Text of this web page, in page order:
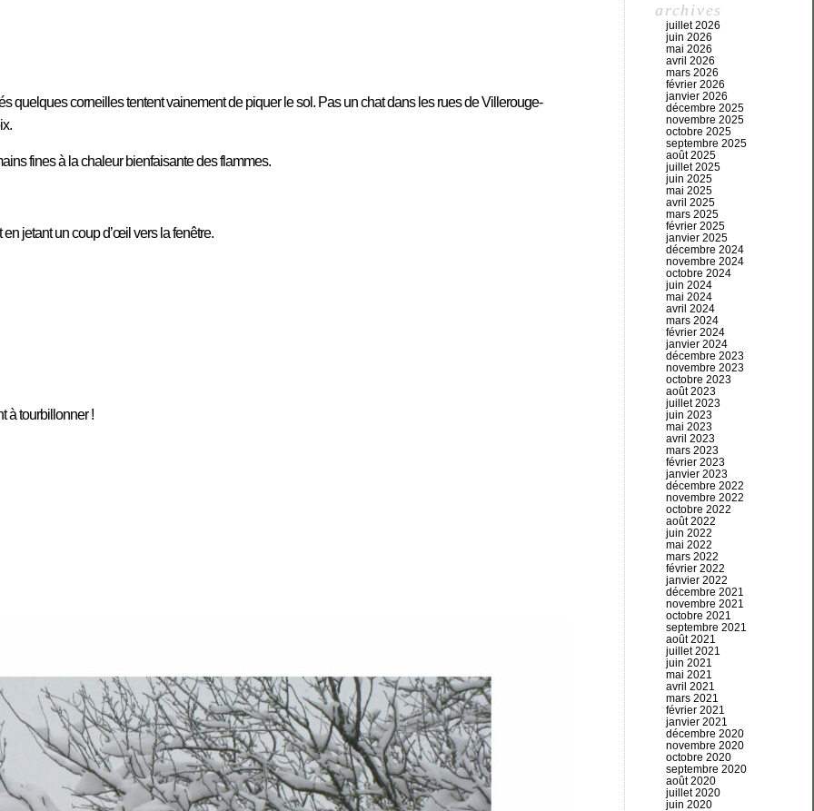
quelques corneilles tentent vainement de piquer le sol. Pas un chat dans les rues deVillerouge-
fines à la chaleur bienfaisante des flammes.
jetant un coup d’œil vers la fenêtre.
à tourbillonner !
archives
juillet 2026
juin 2026
mai 2026
avril 2026
mars 2026
février 2026
janvier 2026
décembre 2025
novembre 2025
octobre 2025
septembre 2025
août 2025
juillet 2025
juin 2025
mai 2025
avril 2025
mars 2025
février 2025
janvier 2025
décembre 2024
novembre 2024
octobre 2024
juin 2024
mai 2024
avril 2024
mars 2024
février 2024
janvier 2024
décembre 2023
novembre 2023
octobre 2023
août 2023
juillet 2023
juin 2023
mai 2023
avril 2023
mars 2023
février 2023
janvier 2023
décembre 2022
novembre 2022
octobre 2022
août 2022
juin 2022
mai 2022
mars 2022
février 2022
janvier 2022
décembre 2021
novembre 2021
octobre 2021
septembre 2021
août 2021
juillet 2021
juin 2021
mai 2021
avril 2021
mars 2021
février 2021
janvier 2021
décembre 2020
novembre 2020
octobre 2020
septembre 2020
août 2020
juillet 2020
juin 2020